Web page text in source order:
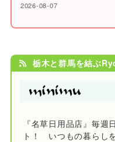
2026-08-07
栃木と群馬を結ぶ
『名草日用品店』毎
ト！ いつもの暮らし